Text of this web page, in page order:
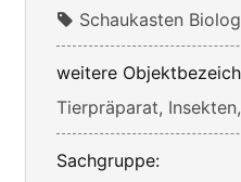
Schaukasten
weitere
Tierpräparat,
Sachgruppe: